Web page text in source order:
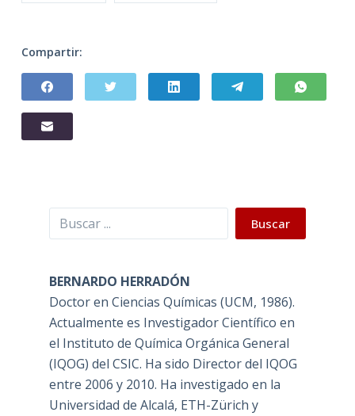
Compartir:
Buscar Buscar
BERNARDO HERRADÓN
Doctor en Ciencias Químicas (UCM, 1986).
Actualmente es Investigador Científico en
el Instituto de Química Orgánica General
(IQOG) del CSIC. Ha sido Director del IQOG
entre 2006 y 2010. Ha investigado en la
Universidad de Alcalá, ETH-Zürich y